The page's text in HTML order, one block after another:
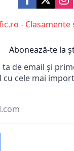
Abonează-te la
de email și
cu cele mai